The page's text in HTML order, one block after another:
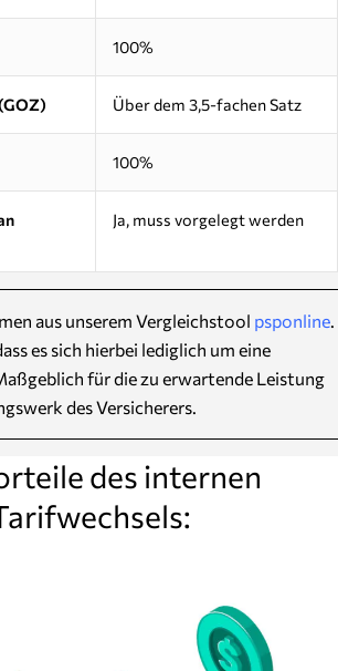
100%
Über dem 3,5-fachen Satz
100%
Ja, muss vorgelegt werden
aus unserem Vergleichstool psponline
es sich hierbei lediglich um eine
für die zu erwartende Leistung
des Versicherers.
des internen